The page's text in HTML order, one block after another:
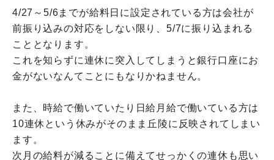
4/27～5/6までが給料日に設定されている方は会社が
前振り込みの対応をしない限り、5/7に振り込まれる
こととなります。
これを知らずに連休に突入してしまうと銀行口座にお
金がないなんてことにもなりかねません。
また、時給で働いていたり日給月給で働いている方は
10連休という休みがそのまま丘陵に反映されてしまい
ます。
次月の給料が減ることに備えてせっかくの連休も思い